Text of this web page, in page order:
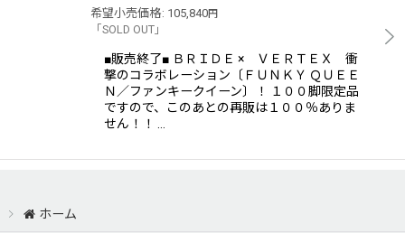
希望小売価格: 105,840円
「SOLD OUT」
■販売終了■ ＢＲＩＤＥ × ＶＥＲＴＥＸ 衝
撃のコラボレーション〔ＦＵＮＫＹ ＱＵＥＥ
Ｎ／ファンキークイーン〕！ １００脚限定品
ですので、このあとの再販は１００％ありま
せん！！ …
ホーム